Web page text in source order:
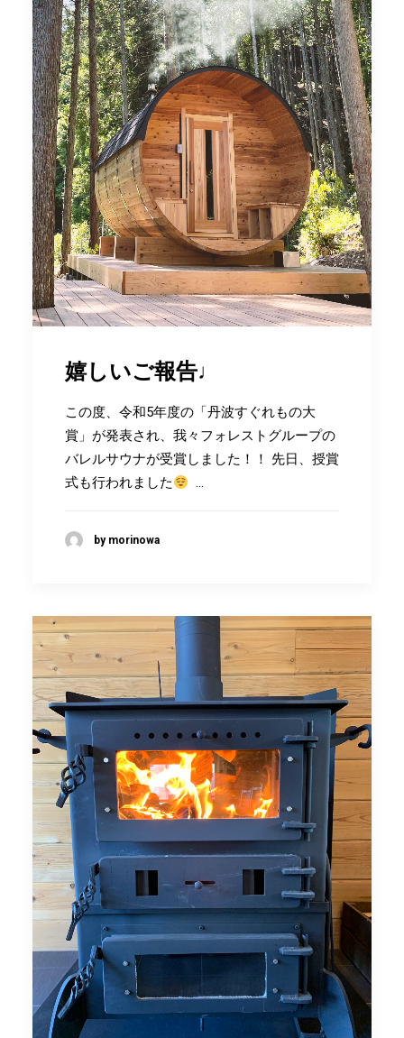
嬉しいご報告♩
この度、令和5年度の「丹波すぐれもの大
賞」が発表され、我々フォレストグループの
バレルサウナが受賞しました！！ 先日、授賞
式も行われました
…
by morinowa